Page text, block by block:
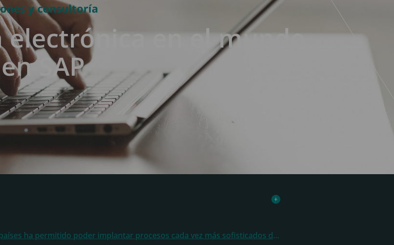
y consultoría
en el mundo
SAP
La modernización de las administraciones públicas en muchos países ha permitido poder implantar procesos cada vez más sofisticados de envío de información e incluso de facturación electrónica.